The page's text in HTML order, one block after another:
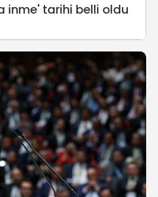
inme' tarihi belli oldu